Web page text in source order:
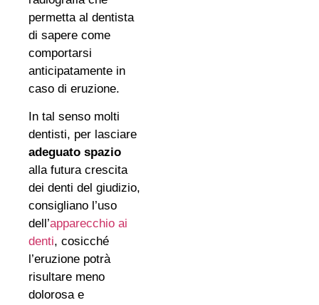
permetta al dentista
di sapere come
comportarsi
anticipatamente in
caso di eruzione.
In tal senso molti
dentisti, per lasciare
adeguato spazio
alla futura crescita
dei denti del giudizio,
consigliano l’uso
dell’apparecchio ai
denti, cosicché
l’eruzione potrà
risultare meno
dolorosa e